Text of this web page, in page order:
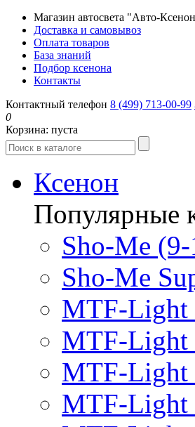
Магазин автосвета "Авто-
Доставка и самовывоз
Оплата товаров
База знаний
Подбор ксенона
Контакты
Контактный телефон 8 (499) 713-00-99
0
Корзина: пуста
Ксенон
Популярные
Sho-Me
Sho-Me
MTF-Light
MTF-Light
MTF-Light
MTF-Light